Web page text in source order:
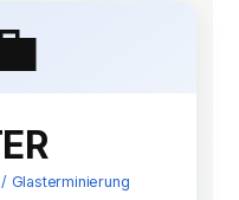
Glasterminierung